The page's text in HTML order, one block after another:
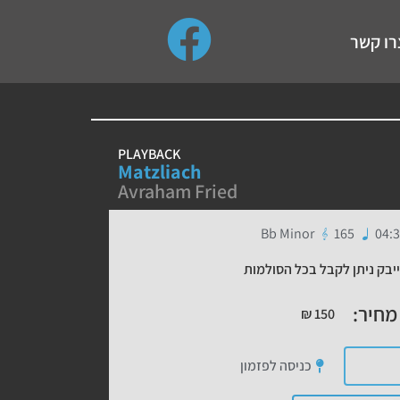
up and down arrows to review and enter to go to the
קשר
PLAYBACK
Matzliach
Avraham Fried
165
Bb Minor
ניתן לקבל בכל הסולמות
מחיר: ₪150
כניסה לפזמון